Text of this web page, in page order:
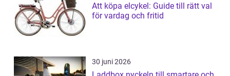
Att köpa elcykel: Guide till rätt val
för vardag och fritid
30 juni 2026